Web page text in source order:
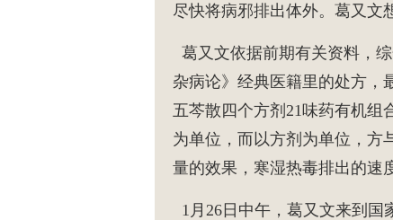
尽快将病邪排出体外。葛又文
葛又文依据前期有关资料，
杂病论》经典医籍里的处方，
五芩散四个方剂21味药有机组
为单位，而以方剂为单位，方
量的效果，寒湿热毒排出的速
1月26日中午，葛又文来到